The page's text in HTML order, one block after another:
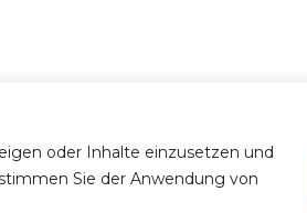
oder Inhalte einzusetzen und
Sie der Anwendung von